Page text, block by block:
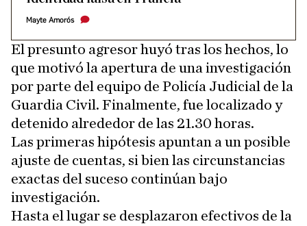
Mayte Amorós
El presunto agresor huyó tras los hechos, lo
que motivó la apertura de una investigación
por parte del equipo de Policía Judicial de la
Guardia Civil. Finalmente, fue localizado y
detenido alrededor de las 21.30 horas.
Las primeras hipótesis apuntan a un posible
ajuste de cuentas, si bien las circunstancias
exactas del suceso continúan bajo
investigación.
Hasta el lugar se desplazaron efectivos de la